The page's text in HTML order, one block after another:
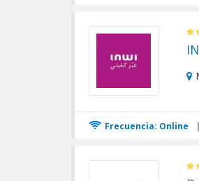
Frecuencia: Online |